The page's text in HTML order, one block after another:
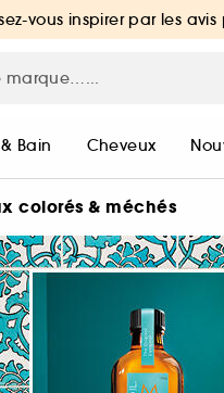
vous inspirer par les
Bain Cheveux
colorés & méchés